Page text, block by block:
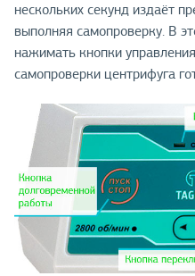
нескольких секунд издаёт
выполняя самопроверку. В
нажимать кнопки
самопроверки центрифуга